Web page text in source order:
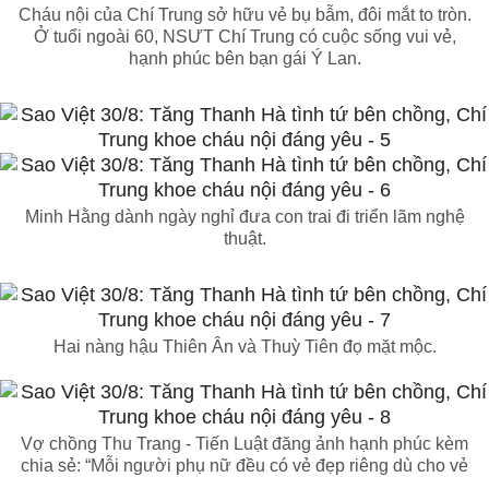
Cháu nội của Chí Trung sở hữu vẻ bụ bẫm, đôi mắt to tròn.
Ở tuổi ngoài 60, NSƯT Chí Trung có cuộc sống vui vẻ,
hạnh phúc bên bạn gái Ý Lan.
Minh Hằng dành ngày nghỉ đưa con trai đi triển lãm nghệ
thuật.
Hai nàng hậu Thiên Ân và Thuỳ Tiên đọ mặt mộc.
Vợ chồng Thu Trang - Tiến Luật đăng ảnh hạnh phúc kèm
chia sẻ: “Mỗi người phụ nữ đều có vẻ đẹp riêng dù cho vẻ